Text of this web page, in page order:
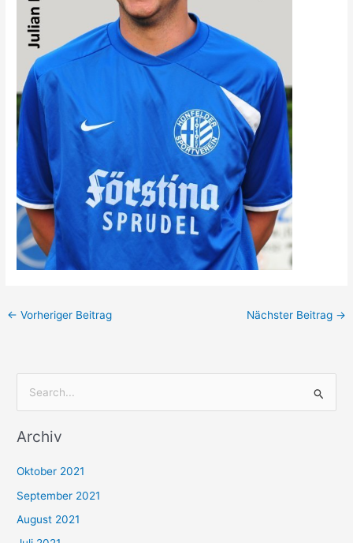
← Vorheriger Beitrag Nächster Beitrag →
c
n
n
Archiv
Oktober 2021
September 2021
August 2021